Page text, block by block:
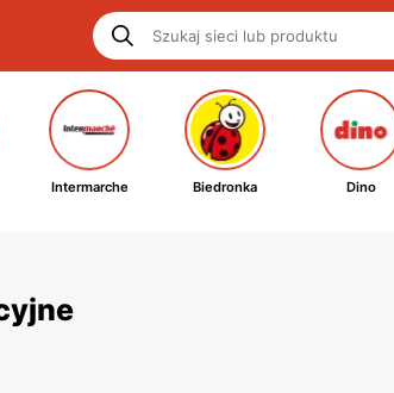
Intermarche Biedronka Dino